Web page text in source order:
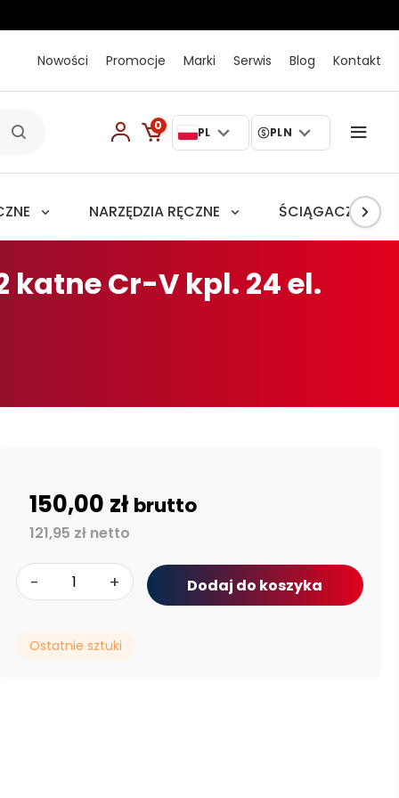
Nowości Promocje Marki Serwis Blog Kontakt
0 PL PLN
NARZĘDZIA RĘCZNE ŚCIĄGACZE
katne Cr-V kpl. 24 el.
150,00 złbrutto
121,95 zł netto
- + Dodaj do koszyka
Ostatnie sztuki